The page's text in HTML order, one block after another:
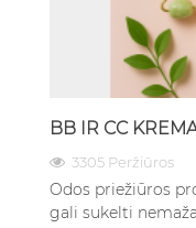
BB IR CC
3305 Peržiūros
Odos priežiūros
gali sukelti